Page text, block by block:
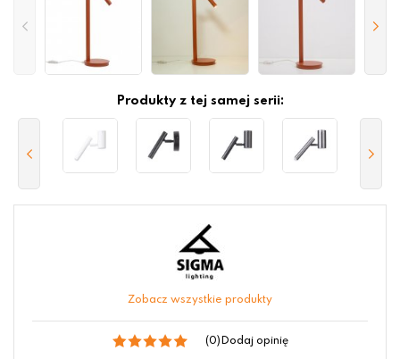
Produkty z tej samej serii:
Zobacz wszystkie produkty
(0) Dodaj opinię